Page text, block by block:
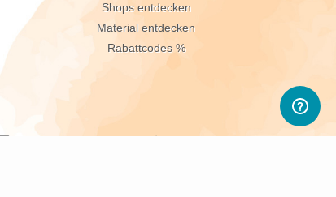
Shops entdecken
Material entdecken
Rabattcodes %